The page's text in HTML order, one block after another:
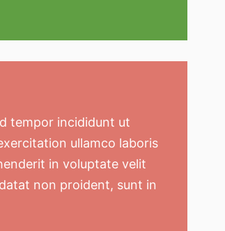
tempor incididunt ut
ullamco laboris
in voluptate velit
non proident, sunt in